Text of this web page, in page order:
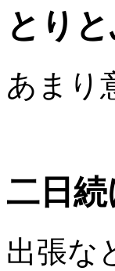
とり
あまり
二日続
出張な